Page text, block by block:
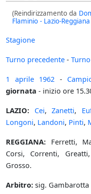
(Reindirizzamento da
Flaminio - Lazio-
Stagione
Turno precedente -
1 aprile 1962 -
giornata - inizio ore
LAZIO: Cei,Zanetti,
Longoni, Landoni, Pinti,
REGGIANA: Ferretti,
Corsi, Correnti,
Grosso.
Arbitro: sig. Gambarotta